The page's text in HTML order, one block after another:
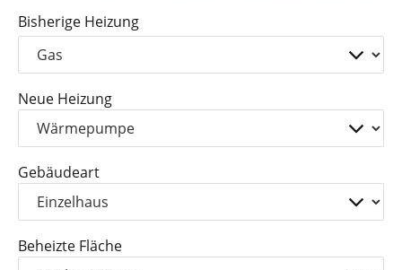
Bisherige Heizung
Neue Heizung
Gebäudeart
Beheizte Fläche